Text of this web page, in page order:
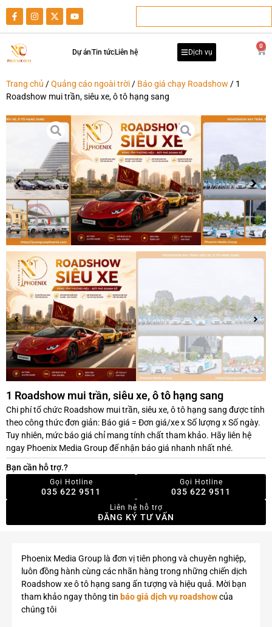
Dự ánTin tức Liên hệ Dịch vụ
0
Trang chủ /Quảng cáo ngoài trời / Báo giá chạy Roadshow / 1
Roadshow mui trần, siêu xe, ô tô hạng sang
1 Roadshow mui trần, siêu xe, ô tô hạng sang
Chi phí tổ chức Roadshow mui trần, siêu xe, ô tô hạng sang được tính
theo công thức đơn giản: Báo giá = Đơn giá/xe x Số lượng x Số ngày.
Tuy nhiên, mức báo giá chỉ mang tính chất tham khảo. Hãy liên hệ
ngay Phoenix Media Group để nhận báo giá nhanh nhất nhé.
Bạn cần hỗ trợ.?
Gọi Hotline
035 622 9511
Gọi Hotline
035 622 9511
Liên hệ hỗ trợ
ĐĂNG KÝ TƯ VẤN
Phoenix Media Group là đơn vị tiên phong và chuyên nghiệp,
luôn đồng hành cùng các nhãn hàng trong những chiến dịch
Roadshow xe ô tô hạng sang ấn tượng và hiệu quả. Mời bạn
tham khảo ngay thông tin báo giá dịch vụ roadshowcủa
chúng tôi